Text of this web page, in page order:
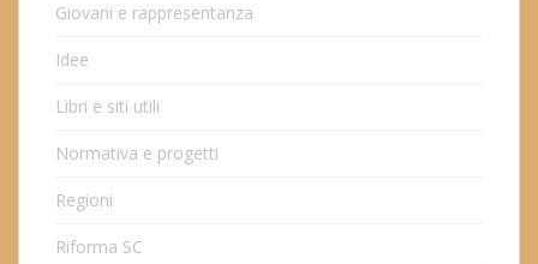
Giovani e rappresentanza
Idee
Libri e siti utili
Normativa e progetti
Regioni
Riforma SC